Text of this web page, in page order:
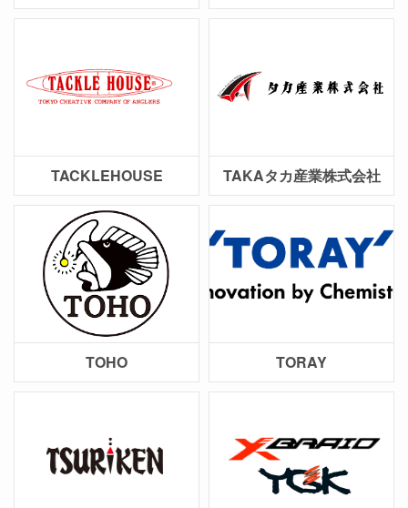
TACKLEHOUSE TAKAタカ産業株式会社
TOHO TORAY